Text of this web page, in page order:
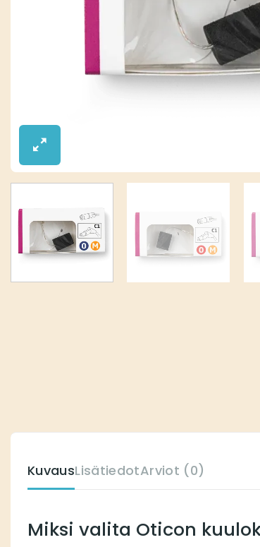
KuvausLisätiedotArviot (0)
Miksi valita Oticon